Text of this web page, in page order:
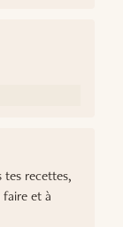
tes recettes,
faire et à